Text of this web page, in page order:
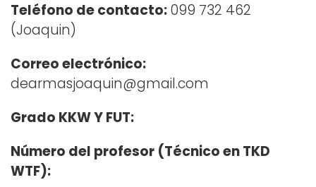
Teléfono de contacto:099 732 462
(Joaquin)
Correo electrónico:
dearmasjoaquin@gmail.com
Grado KKW Y FUT:
Número del profesor (Técnico en TKD
WTF):